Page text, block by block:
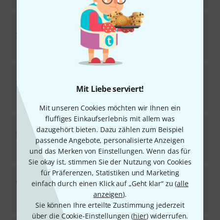
Mit Liebe serviert!
Mit unseren Cookies möchten wir Ihnen ein
fluffiges Einkaufserlebnis mit allem was
dazugehört bieten. Dazu zählen zum Beispiel
passende Angebote, personalisierte Anzeigen
und das Merken von Einstellungen. Wenn das für
Sie okay ist, stimmen Sie der Nutzung von Cookies
für Präferenzen, Statistiken und Marketing
einfach durch einen Klick auf „Geht klar“ zu (alle
anzeigen).
Sie können Ihre erteilte Zustimmung jederzeit
über die Cookie-Einstellungen (hier) widerrufen.
Case Akai MPC X
3
Sofort lieferbar
Sofort lieferbar
ThonCase Access Virus TI
7
Sofort lieferbar
175€
ThonPremium Flip-Case StudioLive32
Lieferzeit: 3-5 Wochen
1.515€